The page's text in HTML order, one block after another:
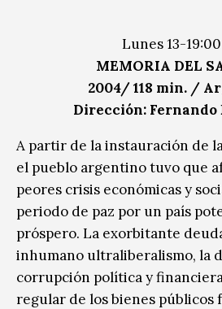
Lunes 13-
MEMORIA DEL
2004/ 118 min. /
Dirección: Fernando
A partir de la instauración de
el pueblo argentino tuvo que
peores crisis económicas y
periodo de paz por un país
próspero. La exorbitante
inhumano ultraliberalismo, la
corrupción política y
regular de los bienes públicos